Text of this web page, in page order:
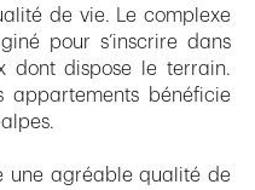
de vie. Le complexe
pour s’inscrire dans
dont dispose le terrain.
appartements bénéficie
une agréable qualité de